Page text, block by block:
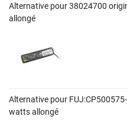
Alternative pour 38024700
allongé
Alternative pour
watts allongé